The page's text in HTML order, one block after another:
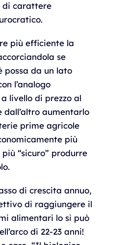
carattere
più efficiente la
se
possa da un lato
l’analogo
livello di prezzo al
dall’altro aumentarlo
prime agricole
più
“sicuro” produrre
di crescita annuo,
di raggiungere il
alimentari lo si può
di 22-23 anni!